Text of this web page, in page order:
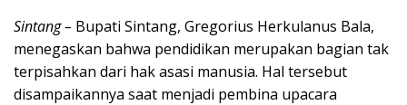
Sintang – Bupati Sintang, Gregorius Herkulanus Bala,
menegaskan bahwa pendidikan merupakan bagian tak
terpisahkan dari hak asasi manusia. Hal tersebut
disampaikannya saat menjadi pembina upacara